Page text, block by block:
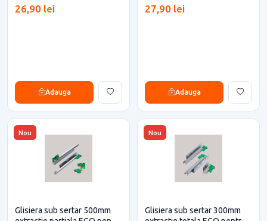
26,90 lei
Adauga
27,90 lei
Adauga
Nou
Glisiera sub sertar 500mm
Nou
Glisiera sub sertar 300mm